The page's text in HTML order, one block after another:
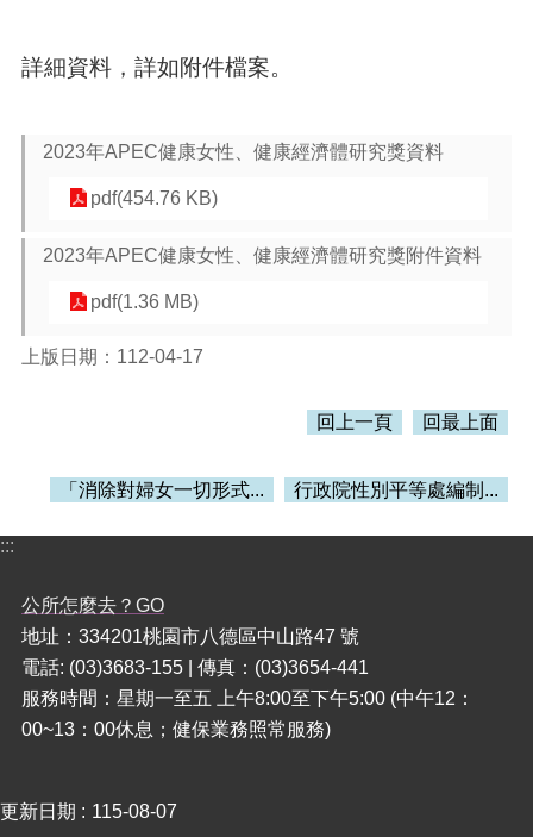
專
網
市
桃
園
市
政
府
權
政
詳細資料，詳如附件檔案。
2023年APEC健康女性、健康經濟體研究獎資料
pdf(454.76 KB)
2023年APEC健康女性、健康經濟體研究獎附件資料
pdf(1.36 MB)
上版日期：112-04-17
回上一頁 回最上面
「消除對婦女一切形式... 行政院性別平等處編制...
:::
公所怎麼去？GO
地址：334201桃園市八德區中山路47 號
電話: (03)3683-155 | 傳真：(03)3654-441
服務時間：星期一至五 上午8:00至下午5:00 (中午12：
00~13：00休息；健保業務照常服務)
更新日期 115-08-07